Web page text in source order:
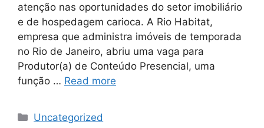
atenção nas oportunidades do setor imobiliário
e de hospedagem carioca. A Rio Habitat,
empresa que administra imóveis de temporada
no Rio de Janeiro, abriu uma vaga para
Produtor(a) de Conteúdo Presencial, uma
função … Read more
Categories
Uncategorized